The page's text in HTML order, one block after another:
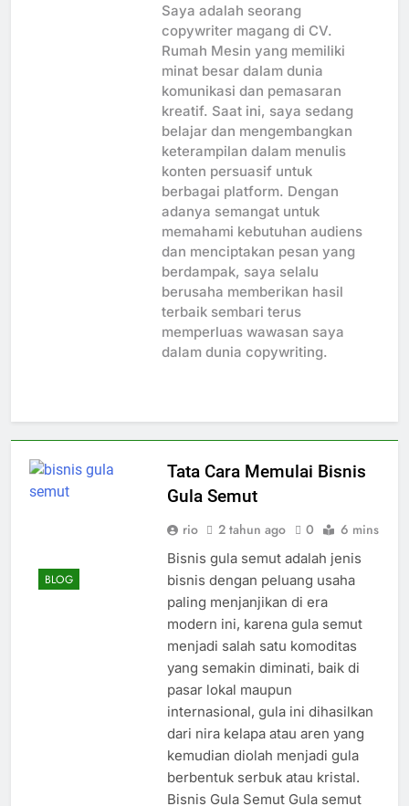
Saya adalah seorang
copywriter magang di CV.
Rumah Mesin yang memiliki
minat besar dalam dunia
komunikasi dan pemasaran
kreatif. Saat ini, saya sedang
belajar dan mengembangkan
keterampilan dalam menulis
konten persuasif untuk
berbagai platform. Dengan
adanya semangat untuk
memahami kebutuhan audiens
dan menciptakan pesan yang
berdampak, saya selalu
berusaha memberikan hasil
terbaik sembari terus
memperluas wawasan saya
dalam dunia copywriting.
BLOG
Tata Cara Memulai Bisnis
Gula Semut
rio 2 tahun ago 0 6 mins
Bisnis gula semut adalah jenis
bisnis dengan peluang usaha
paling menjanjikan di era
modern ini, karena gula semut
menjadi salah satu komoditas
yang semakin diminati, baik di
pasar lokal maupun
internasional, gula ini dihasilkan
dari nira kelapa atau aren yang
kemudian diolah menjadi gula
berbentuk serbuk atau kristal.
Bisnis Gula Semut Gula semut